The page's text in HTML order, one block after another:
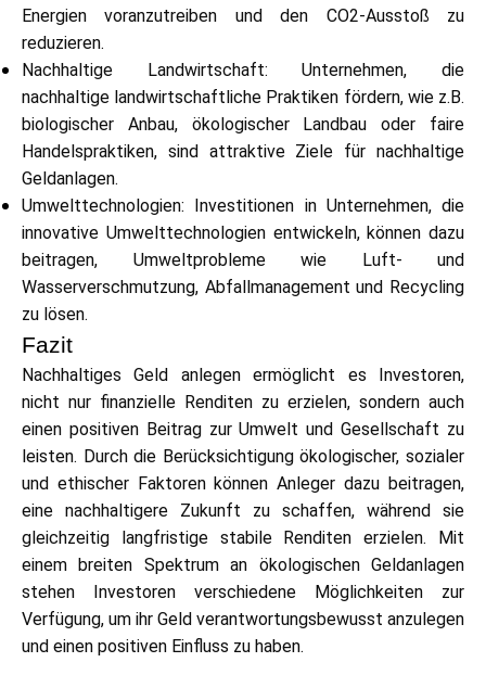
Energien voranzutreiben und den CO2-Ausstoß zu
reduzieren.
Nachhaltige Landwirtschaft: Unternehmen, die
nachhaltige landwirtschaftliche Praktiken fördern, wie z.B.
biologischer Anbau, ökologischer Landbau oder faire
Handelspraktiken, sind attraktive Ziele für nachhaltige
Geldanlagen.
Umwelttechnologien: Investitionen in Unternehmen, die
innovative Umwelttechnologien entwickeln, können dazu
beitragen, Umweltprobleme wie Luft- und
Wasserverschmutzung, Abfallmanagement und Recycling
zu lösen.
Fazit
Nachhaltiges Geld anlegen ermöglicht es Investoren,
nicht nur finanzielle Renditen zu erzielen, sondern auch
einen positiven Beitrag zur Umwelt und Gesellschaft zu
leisten. Durch die Berücksichtigung ökologischer, sozialer
und ethischer Faktoren können Anleger dazu beitragen,
eine nachhaltigere Zukunft zu schaffen, während sie
gleichzeitig langfristige stabile Renditen erzielen. Mit
einem breiten Spektrum an ökologischen Geldanlagen
stehen Investoren verschiedene Möglichkeiten zur
Verfügung, um ihr Geld verantwortungsbewusst anzulegen
und einen positiven Einfluss zu haben.